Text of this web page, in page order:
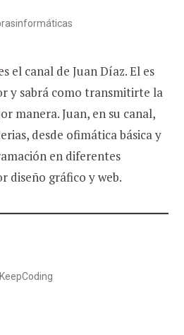
el canal de Juan Díaz. El es
y sabrá como transmitirte la
manera. Juan, en su canal,
desde ofimática básica y
en diferentes
diseño gráfico y web.
KeepCoding